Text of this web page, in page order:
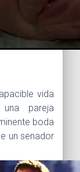
vida
pareja
boda
un senador